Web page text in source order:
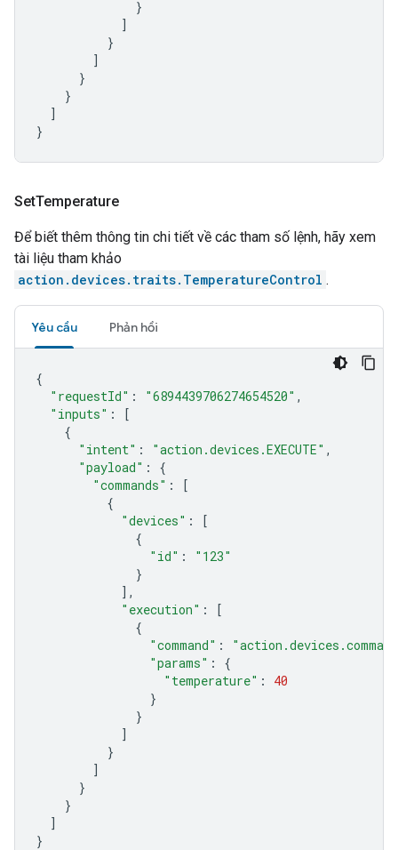
}
]
}
]
}
}
]
}
SetTemperature
Để biết thêm thông tin chi tiết về các tham số lệnh, hãy xem
tài liệu tham khảo
action.devices.traits.TemperatureControl .
Yêu cầu Phản hồi
{
"requestId" : "6894439706274654520" ,
"inputs" :
[
{
"intent" : "action.devices.EXECUTE" ,
"payload" :
{
"commands" :
[
{
"devices" :
[
{
"id" :
"123"
}
],
"execution" :
[
{
"command" :
"params" :
{
"temperature" :
40
}
}
]
}
]
}
}
]
}